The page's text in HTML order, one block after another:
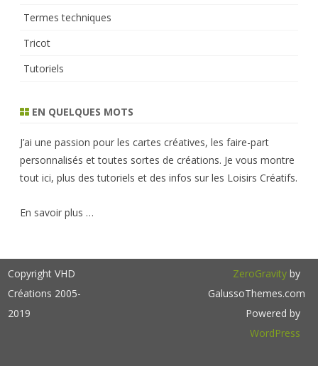
Termes techniques
Tricot
Tutoriels
EN QUELQUES MOTS
J’ai une passion pour les cartes créatives, les faire-part
personnalisés et toutes sortes de créations. Je vous montre
tout ici, plus des tutoriels et des infos sur les Loisirs Créatifs.
En savoir plus …
Copyright VHD
Créations 2005-
2019
ZeroGravityby
GalussoThemes.com
Powered by
WordPress